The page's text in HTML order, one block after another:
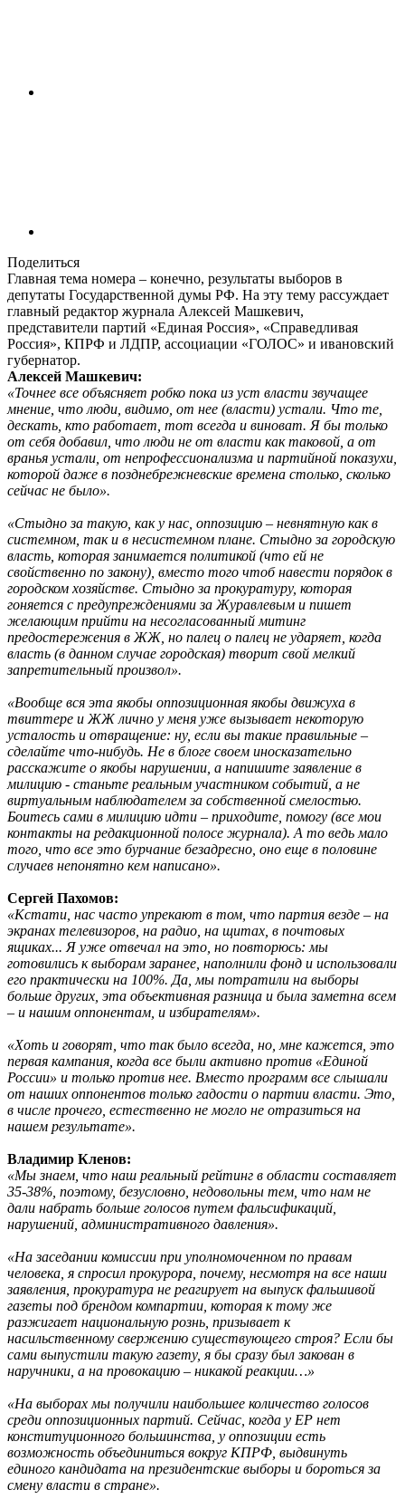
Поделиться
Главная тема номера – конечно, результаты выборов в
депутаты Государственной думы РФ. На эту тему рассуждает
главный редактор журнала Алексей Машкевич,
представители партий «Единая Россия», «Справедливая
Россия», КПРФ и ЛДПР, ассоциации «ГОЛОС» и ивановский
губернатор.
Алексей Машкевич:
«Точнее все объясняет робко пока из уст власти звучащее
мнение, что люди, видимо, от нее (власти) устали. Что те,
дескать, кто работает, тот всегда и виноват. Я бы только
от себя добавил, что люди не от власти как таковой, а от
вранья устали, от непрофессионализма и партийной показухи,
которой даже в позднебрежневские времена столько, сколько
сейчас не было».
«Стыдно за такую, как у нас, оппозицию – невнятную как в
системном, так и в несистемном плане. Стыдно за городскую
власть, которая занимается политикой (что ей не
свойственно по закону), вместо того чтоб навести порядок в
городском хозяйстве. Стыдно за прокуратуру, которая
гоняется с предупреждениями за Журавлевым и пишет
желающим прийти на несогласованный митинг
предостережения в ЖЖ, но палец о палец не ударяет, когда
власть (в данном случае городская) творит свой мелкий
запретительный произвол».
«Вообще вся эта якобы оппозиционная якобы движуха в
твиттере и ЖЖ лично у меня уже вызывает некоторую
усталость и отвращение: ну, если вы такие правильные –
сделайте что-нибудь. Не в блоге своем иносказательно
расскажите о якобы нарушении, а напишите заявление в
милицию - станьте реальным участником событий, а не
виртуальным наблюдателем за собственной смелостью.
Боитесь сами в милицию идти – приходите, помогу (все мои
контакты на редакционной полосе журнала). А то ведь мало
того, что все это бурчание безадресно, оно еще в половине
случаев непонятно кем написано».
Сергей Пахомов:
«Кстати, нас часто упрекают в том, что партия везде – на
экранах телевизоров, на радио, на щитах, в почтовых
ящиках... Я уже отвечал на это, но повторюсь: мы
готовились к выборам заранее, наполнили фонд и использовали
его практически на 100%. Да, мы потратили на выборы
больше других, эта объективная разница и была заметна всем
– и нашим оппонентам, и избирателям».
«Хоть и говорят, что так было всегда, но, мне кажется, это
первая кампания, когда все были активно против «Единой
России» и только против нее. Вместо программ все слышали
от наших оппонентов только гадости о партии власти. Это,
в числе прочего, естественно не могло не отразиться на
нашем результате».
Владимир Кленов:
«Мы знаем, что наш реальный рейтинг в области составляет
35-38%, поэтому, безусловно, недовольны тем, что нам не
дали набрать больше голосов путем фальсификаций,
нарушений, административного давления».
«На заседании комиссии при уполномоченном по правам
человека, я спросил прокурора, почему, несмотря на все наши
заявления, прокуратура не реагирует на выпуск фальшивой
газеты под брендом компартии, которая к тому же
разжигает национальную рознь, призывает к
насильственному свержению существующего строя? Если бы
сами выпустили такую газету, я бы сразу был закован в
наручники, а на провокацию – никакой реакции…»
«На выборах мы получили наибольшее количество голосов
среди оппозиционных партий. Сейчас, когда у ЕР нет
конституционного большинства, у оппозиции есть
возможность объединиться вокруг КПРФ, выдвинуть
единого кандидата на президентские выборы и бороться за
смену власти в стране».